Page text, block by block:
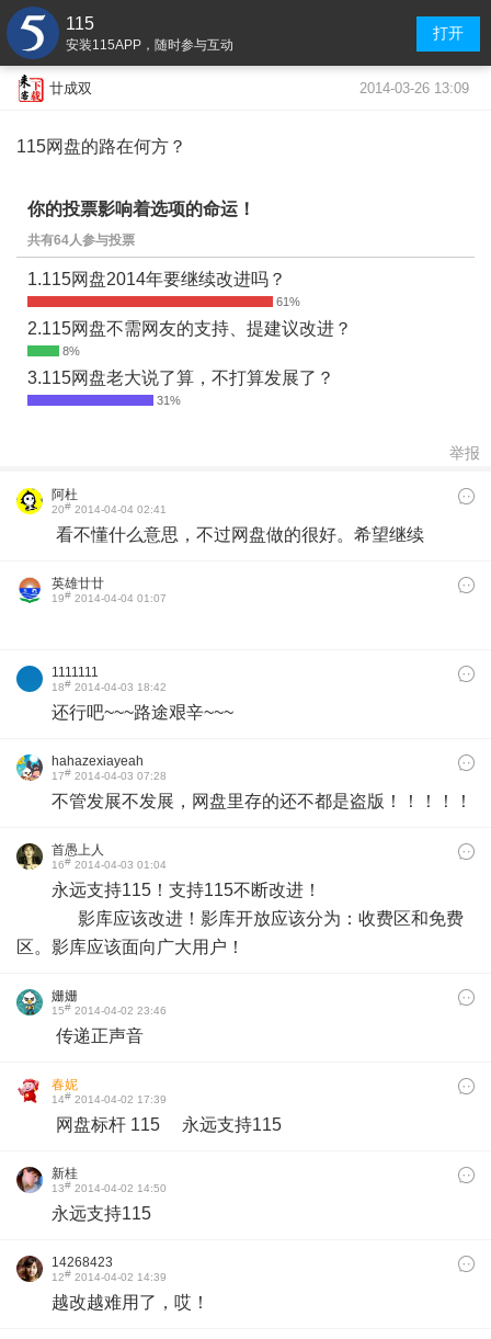
115
安装115APP，随时参与互动
打开
廿成双 2014-03-26 13:09
115网盘的路在何方？
你的投票影响着选项的命运！
共有64人参与投票
1.115网盘2014年要继续改进吗？
2.115网盘不需网友的支持、提建议改进？
3.115网盘老大说了算，不打算发展了？
举报
阿杜
20# 2014-04-04 02:41
看不懂什么意思，不过网盘做的很好。希望继续
英雄廿廿
19# 2014-04-04 01:07
1111111
18# 2014-04-03 18:42
还行吧~~~路途艰辛~~~
hahazexiayeah
17# 2014-04-03 07:28
不管发展不发展，网盘里存的还不都是盗版！！！！！
首愚上人
16# 2014-04-03 01:04
永远支持115！支持115不断改进！
影库应该改进！影库开放应该分为：收费区和免费
区。影库应该面向广大用户！
姗姗
15# 2014-04-02 23:46
传递正声音
春妮
14# 2014-04-02 17:39
网盘标杆 115 永远支持115
新桂
13# 2014-04-02 14:50
永远支持115
14268423
12# 2014-04-02 14:39
越改越难用了，哎！